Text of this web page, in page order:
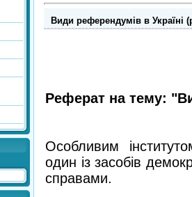
Види референдумів в Україні
Реферат на тему:
Особливим
один із засобів
справами.